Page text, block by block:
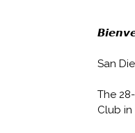
San
The
Club in